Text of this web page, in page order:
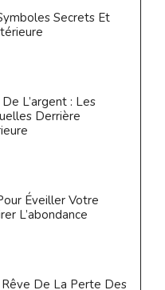
Secrets Et
L’argent : Les
Derrière
Éveiller Votre
L’abondance
De La Perte Des